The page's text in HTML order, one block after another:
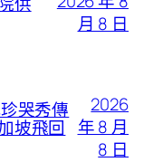
月 8 日
哭秀傳
坡飛回
2026
年 8 月
8 日